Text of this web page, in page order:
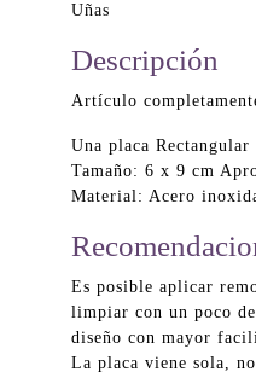
Uñas
Descripción
Artículo
Una placa Rectangular
Tamaño: 6 x 9 cm
Material: Acero
Es posible aplicar
limpiar con un poco
diseño con mayor
La placa viene sola,